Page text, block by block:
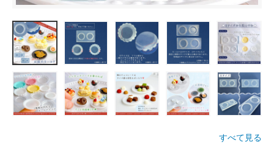
すべて見る